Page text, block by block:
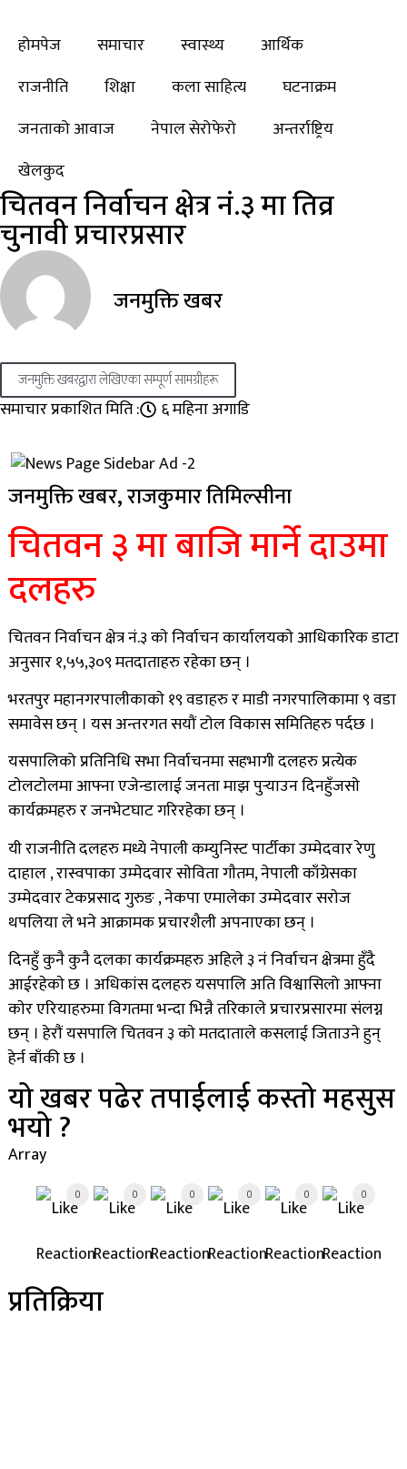
होमपेज समाचार स्वास्थ्य
आर्थिक
राजनीति
शिक्षा कला साहित्य
घटनाक्रम
जनताको आवाज
नेपाल सेरोफेरो
अन्तर्राष्ट्रिय
खेलकुद
चितवन निर्वाचन क्षेत्र नं.३ मा तिव्र
चुनावी प्रचारप्रसार
जनमुक्ति खबर
जनमुक्ति खबरद्वारा लेखिएका सम्पूर्ण सामग्रीहरू
समाचार प्रकाशित मिति : ६ महिना अगाडि
जनमुक्ति खबर, राजकुमार तिमिल्सीना
चितवन ३ मा बाजि मार्ने दाउमा
दलहरु
चितवन निर्वाचन क्षेत्र नं.३ काे निर्वाचन कार्यालयकाे आधिकारिक डाटा
अनुसार १,५५,३०९ मतदाताहरु रहेका छन् ।
भरतपुर महानगरपालीकाकाे १९ वडाहरु र माडी नगरपालिकामा ९ वडा
समावेस छन् । यस अन्तरगत सयाैं टाेल विकास समितिहरु पर्दछ ।
यसपालिको प्रतिनिधि सभा निर्वाचनमा सहभागी दलहरु प्रत्येक
टाेलटाेलमा आफ्ना एजेन्डालाई जनता माझ पुर्याउन दिनहुँजसाे
कार्यक्रमहरु र जनभेटघाट गरिरहेका छन् ।
यी राजनीति दलहरु मध्ये नेपाली कम्युनिस्ट पार्टीका उम्मेदवार रेणु
दाहाल , रास्वपाका उम्मेदवार साेविता गाैतम, नेपाली काँग्रेसका
उम्मेदवार टेकप्रसाद गुरुङ , नेकपा एमालेका उम्मेदवार सराेज
थपलिया ले भने आक्रामक प्रचारशैली अपनाएका छन् ।
दिनहुँ कुनै कुनै दलका कार्यक्रमहरु अहिले ३ नं निर्वाचन क्षेत्रमा हुँदै
आईरहेकाे छ । अधिकांस दलहरु यसपालि अति विश्वासिलो आफ्ना
काेर एरियाहरुमा विगतमा भन्दा भिन्नै तरिकाले प्रचारप्रसारमा संलग्न
छन् । हेराैं यसपालि चितवन ३ काे मतदाताले कसलाई जिताउने हुन्
हेर्न बाँकी छ ।
यो खबर पढेर तपाईलाई कस्तो महसुस
भयो ?
Array
0 0 0 0 0 0
प्रतिक्रिया